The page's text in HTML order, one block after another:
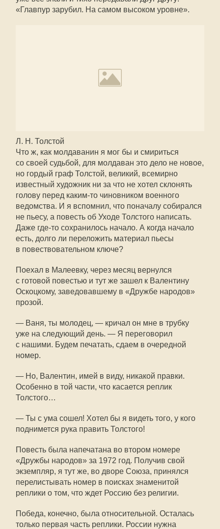
«Главпур зарубил. На самом высоком уровне».
Л. Н. Толстой
Что ж, как молдаванин я мог бы и смириться
со своей судьбой, для молдаван это дело не новое,
но гордый граф Толстой, великий, всемирно
известный художник ни за что не хотел склонять
голову перед каким-то чиновником военного
ведомства. И я вспомнил, что поначалу собирался
не пьесу, а повесть об Уходе Толстого написать.
Даже где-то сохранилось начало. А когда начало
есть, долго ли переложить материал пьесы
в повествовательном ключе?
Поехал в Малеевку, через месяц вернулся
с готовой повестью и тут же зашел к Валентину
Оскоцкому, заведовавшему в «Дружбе народов»
прозой.
— Ваня, ты молодец, — кричал он мне в трубку
уже на следующий день. — Я переговорил
с нашими. Будем печатать, сдаем в очередной
номер.
— Но, Валентин, имей в виду, никакой правки.
Особенно в той части, что касается реплик
Толстого…
— Ты с ума сошел! Хотел бы я видеть того, у кого
поднимется рука править Толстого!
Повесть была напечатана во втором номере
«Дружбы народов» за 1972 год. Получив свой
экземпляр, я тут же, во дворе Союза, принялся
перелистывать номер в поисках знаменитой
реплики о том, что ждет Россию без религии.
Победа, конечно, была относительной. Осталась
только первая часть реплики. России нужна